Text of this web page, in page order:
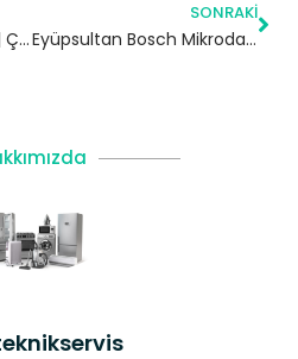
Ilgaz Petek Temizleme | Çankırı
SONRAKI
Eyüpsultan Bosch Mikrodalga Servisi